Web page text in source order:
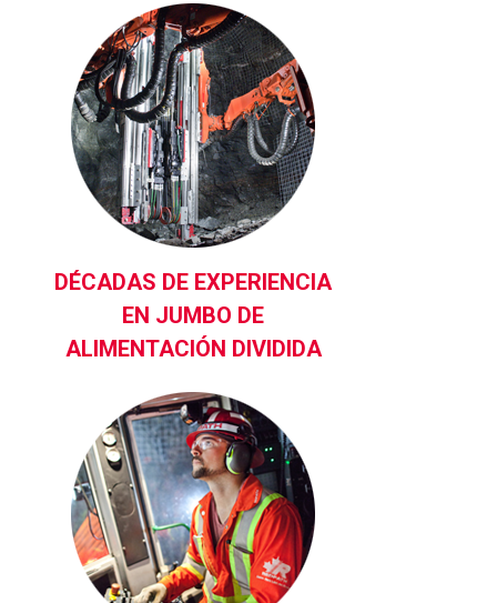
DÉCADAS DE EXPERIENCIA
EN JUMBO DE
ALIMENTACIÓN DIVIDIDA